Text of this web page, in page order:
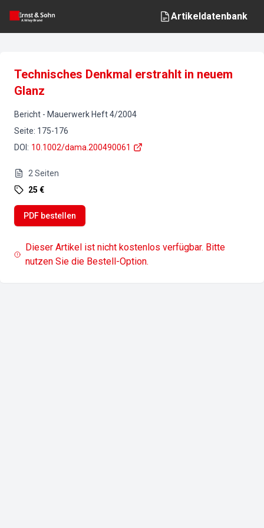
Artikeldatenbank
Technisches Denkmal erstrahlt in neuem
Glanz
Bericht - Mauerwerk Heft4/2004
Seite: 175-176
DOI : 10.1002/dama.200490061
2 Seiten
25 €
PDF bestellen
Dieser Artikel ist nicht kostenlos verfügbar. Bitte
nutzen Sie die Bestell-Option.